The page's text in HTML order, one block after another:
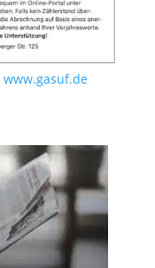
www.gasuf.de